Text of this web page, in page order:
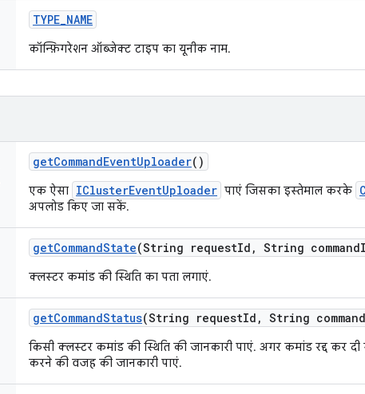
TYPE_NAME
कॉन्फ़िगरेशन ऑब्जेक्ट टाइप का यूनीक नाम.
getCommandEventUploader()
एक ऐसा IClusterEventUploader पाएं जिसका इस्तेमाल करके
अपलोड किए जा सकें.
getCommandState(String requestId , String command
क्लस्टर कमांड की स्थिति का पता लगाएं.
getCommandStatus(String requestId , String command
किसी क्लस्टर कमांड की स्थिति की जानकारी पाएं. अगर कमांड रद्द कर दी
करने की वजह की जानकारी पाएं.